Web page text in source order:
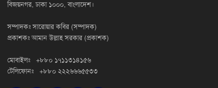
বিজয়নগর, ঢাকা ১০০০, বাংলাদেশ।
সম্পাদকঃ সারোয়ার কবির (সম্পাদক)
প্রকাশকঃ আমান উল্লাহ সরকার (প্রকাশক)
মোবাইলঃ +৮৮০ ১৭১১৩১৪১৫৬
টেলিফোনঃ +৮৮০ ২২২৬৬৬৫৫৩৩